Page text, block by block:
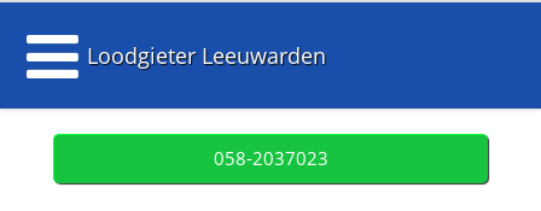
Loodgieter Leeuwarden
058-2037023